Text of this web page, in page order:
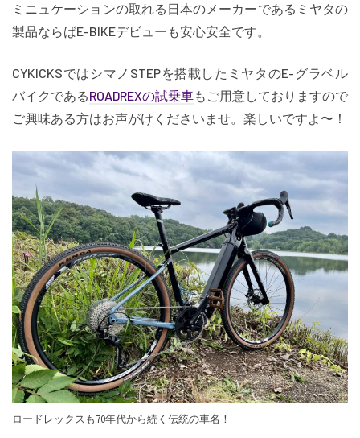
ミニュケーションの取れる日本のメーカーであるミヤタの
製品ならばE-BIKEデビューも安心安全です。
CYKICKSではシマノSTEPを搭載したミヤタのE-グラベル
バイクであるROADREXの試乗車もご用意しておりますので
ご興味ある方はお声がけくださいませ。楽しいですよ〜！
ロードレックスも70年代から続く伝統の車名！